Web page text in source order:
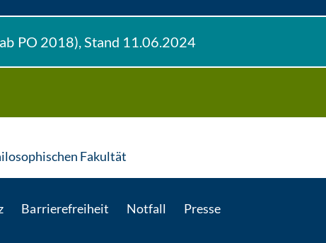
PO 2018), Stand 11.06.2024
Fakultät: Per E-Mail kontaktieren
Barrierefreiheit Notfall Presse